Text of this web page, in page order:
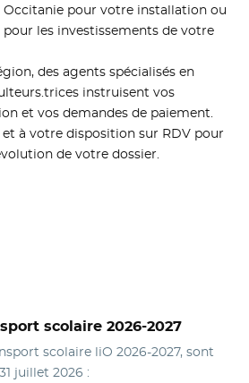
Occitanie pour votre installation ou
pour les investissements de votre
des agents spécialisés en
instruisent vos
et vos demandes de paiement.
à votre disposition sur RDV pour
de votre dossier.
scolaire 2026-2027
scolaire liO 2026-2027, sont
juillet 2026 :